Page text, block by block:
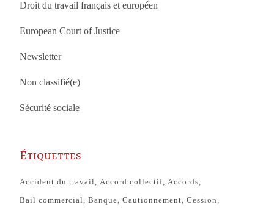
Droit du travail français et européen
European Court of Justice
Newsletter
Non classifié(e)
Sécurité sociale
Étiquettes
Accident du travail Accord collectif Accords
Bail commercial Banque Cautionnement Cession